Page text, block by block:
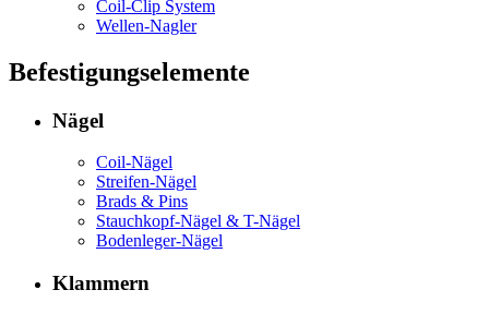
Coil-Clip System
Wellen-Nagler
Befestigungselemente
Nägel
Coil-Nägel
Streifen-Nägel
Brads & Pins
Stauchkopf-Nägel & T-Nägel
Bodenleger-Nägel
Klammern